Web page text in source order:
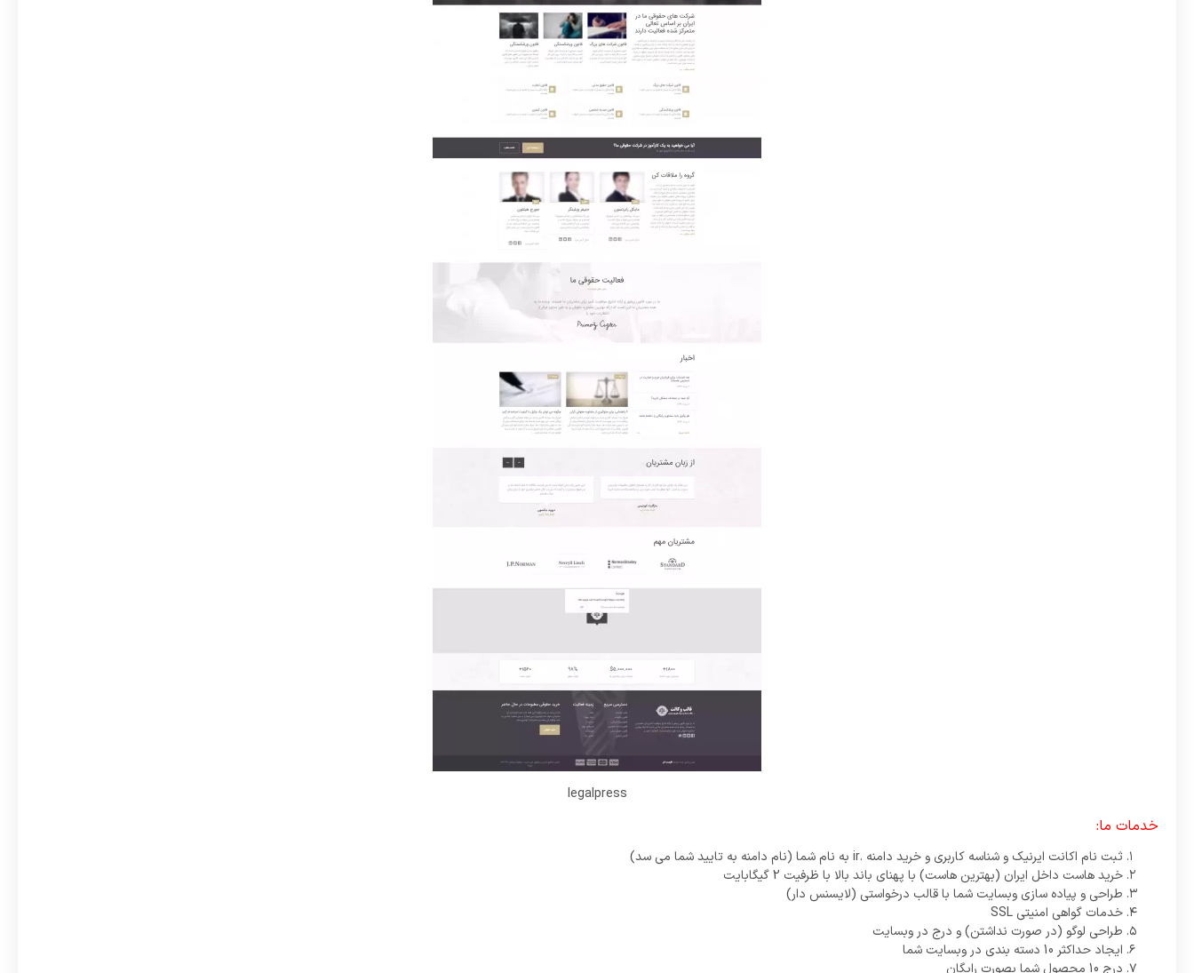
legalpress
خدمات ما:
ثبت نام اکانت ایرنیک و شناسه کاربری و خرید دامنه .ir به نام شما (نام دامنه به تایید شما می سد)
خرید هاست داخل ایران (بهترین هاست) با پهنای باند بالا با ظرفیت 2 گیگابایت
طراحی و پیاده سازی وبسایت شما با قالب درخواستی (لایسنس دار)
خدمات گواهی امنیتی SSL
طراحی لوگو (در صورت نداشتن) و درج در وبسایت
ایجاد حداکثر 10 دسته بندی در وبسایت شما
درج 10 محصول شما بصورت رایگان